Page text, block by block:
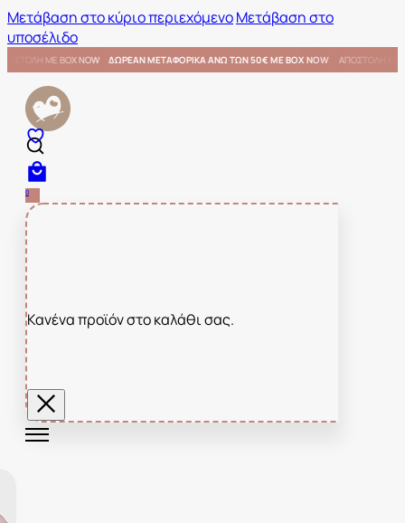
Μετάβαση στο κύριο περιεχόμενοΜετάβαση στο
υποσέλιδο
BOX NOW ΑΠΟΣΤΟΛΗ ΜΕ BOX NOW ΔΩΡΕΑΝ ΜΕΤΑΦΟΡΙΚΑ ΑΝΩ ΤΩΝ 50€ ΜΕ BOX NOW
0
Κανένα προϊόν στο καλάθι σας.